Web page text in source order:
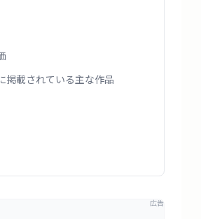
掲載されている主な作品
広告